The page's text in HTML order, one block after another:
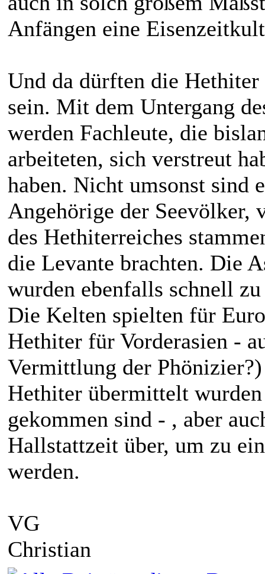
Anfängen eine
Und da dürften die
sein. Mit dem Untergang
werden Fachleute, die
arbeiteten, sich verstreut
haben. Nicht umsonst sind
Angehörige der Seevölker,
des Hethiterreiches
die Levante brachten. Die
wurden ebenfalls schnell
Die Kelten spielten für
Hethiter für Vorderasien -
Vermittlung der
Hethiter übermittelt
gekommen sind - , aber
Hallstattzeit über, um zu
werden.
VG
Christian